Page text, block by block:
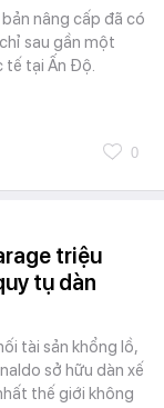
nâng cấp đã có
sau gần một
tế tại Ấn Độ.
0
triệu
tụ dàn
tài sản khổng lồ,
sở hữu dàn xế
thế giới không